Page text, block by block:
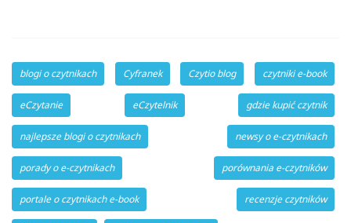
blogi o czytnikach Cyfranek Czytio blog czytniki e-book
eCzytanie eCzytelnik gdzie kupić czytnik
najlepsze blogi o czytnikach newsy o e-czytnikach
porady o e-czytnikach porównania e-czytników
portale o czytnikach e-book recenzje czytników